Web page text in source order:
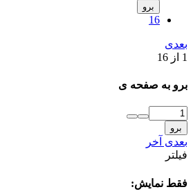
برو
16
بعدی
1 از 16
برو به صفحه ی
برو
بعدی آخر
فیلتر
فقط نمایش: